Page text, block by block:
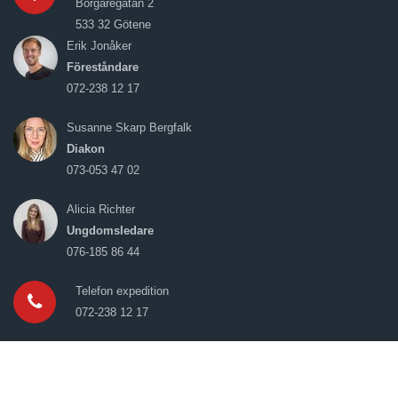
Borgaregatan 2
533 32 Götene
Erik Jonåker
Föreståndare
072-238 12 17
Susanne Skarp Bergfalk
Diakon
073-053 47 02
Alicia Richter
Ungdomsledare
076-185 86 44
Telefon expedition
072-238 12 17